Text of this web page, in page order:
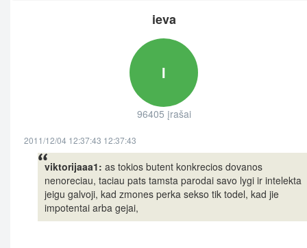
ieva
I
96405 įrašai
2011/12/04 12:37:43 12:37:43
viktorijaaa1: as tokios butent konkrecios dovanos
nenoreciau, taciau pats tamsta parodai savo lygi ir intelekta
jeigu galvoji, kad zmones perka sekso tik todel, kad jie
impotentai arba gejai,